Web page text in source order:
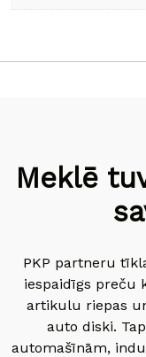
Meklē
PKP partneru
iespaidīgs preču
artikulu riepas
auto diski.
automašīnām,